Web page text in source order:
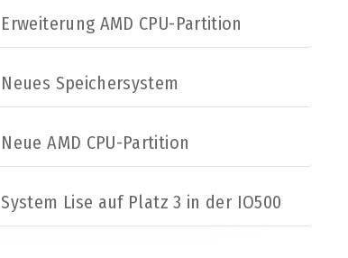
Erweiterung AMD CPU-Partition
Neues Speichersystem
Neue AMD CPU-Partition
System Lise auf Platz 3 in der IO500